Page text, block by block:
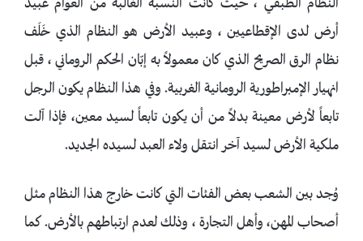
النظام الطبقي ، حيث كانت النسبة الغالبة من العوام عبيد
أرض لدى الإقطاعيين ، وعبيد الأرض هو النظام الذي خَلَف
نظام الرق الصريح الذي كان معمولاً به إبّان الحكم الروماني ، قبل
انهيار الإمبراطورية الرومانية الغربية. وفي هذا النظام يكون الرجل
تابعاً لأرض معينة بدلاً من أن يكون تابعاً لسيد معين، فإذا آلت
ملكية الأرض لسيد آخر انتقل ولاء العبد لسيده الجديد.
وُجد بين الشعب بعض الفئات التي كانت خارج هذا النظام مثل
أصحاب المهن، وأهل التجارة ، وذلك لعدم ارتباطهم بالأرض. كما